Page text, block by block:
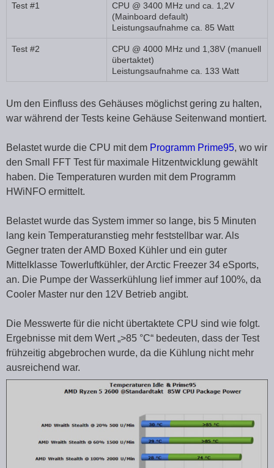
Test #1
CPU @ 3400 MHz und ca. 1,2V
(Mainboard default)
Leistungsaufnahme ca. 85 Watt
Test #2
CPU @ 4000 MHz und 1,38V (manuell
übertaktet)
Leistungsaufnahme ca. 133 Watt
Um den Einfluss des Gehäuses möglichst gering zu halten,
war während der Tests keine Gehäuse Seitenwand montiert.
Belastet wurde die CPU mit dem Programm Prime95, wo wir
den Small FFT Test für maximale Hitzentwicklung gewählt
haben. Die Temperaturen wurden mit dem Programm
HWiNFO ermittelt.
Belastet wurde das System immer so lange, bis 5 Minuten
lang kein Temperaturanstieg mehr feststellbar war. Als
Gegner traten der AMD Boxed Kühler und ein guter
Mittelklasse Towerluftkühler, der Arctic Freezer 34 eSports,
an. Die Pumpe der Wasserkühlung lief immer auf 100%, da
Cooler Master nur den 12V Betrieb angibt.
Die Messwerte für die nicht übertaktete CPU sind wie folgt.
Ergebnisse mit dem Wert „>85 °C“ bedeuten, dass der Test
frühzeitig abgebrochen wurde, da die Kühlung nicht mehr
ausreichend war.